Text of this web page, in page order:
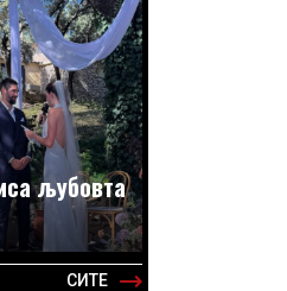
љубовта
СИТЕ